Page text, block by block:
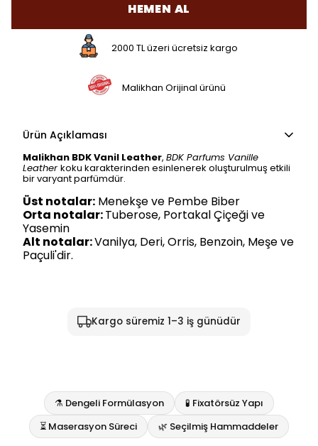
HEMEN AL
2000 TL üzeri ücretsiz kargo
Malikhan Orijinal ürünü
Ürün Açıklaması
Malikhan BDK Vanil Leather, BDK Parfums Vanille
Leather koku karakterinden esinlenerek oluşturulmuş etkili
bir varyant parfümdür.
Üst notalar: Menekşe ve Pembe Biber
Orta notalar:Tuberose, Portakal Çiçeği ve
Yasemin
Alt notalar:Vanilya, Deri, Orris, Benzoin, Meşe ve
Paçuli'dir.
Kargo süremiz 1–3 iş günüdür
⚗️ Dengeli Formülasyon
🧪 Fixatörsüz Yapı
⏳ Maserasyon Süreci
🌿 Seçilmiş Hammaddeler